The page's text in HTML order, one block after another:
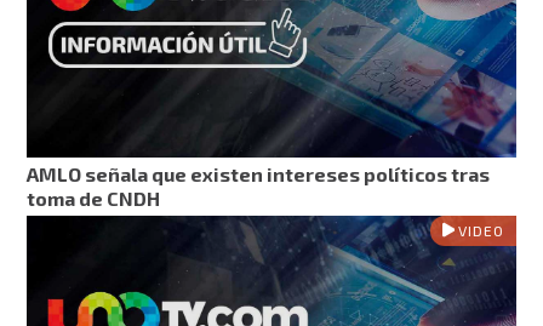
AMLO señala que existen intereses políticos tras
toma de CNDH
VIDEO